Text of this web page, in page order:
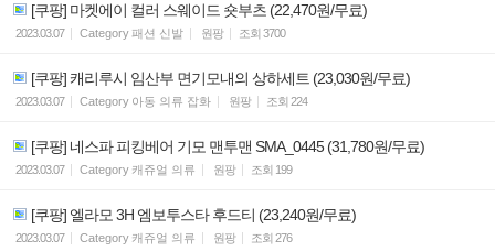
[쿠팡] 마켓에이 컬러 스웨이드 숏부츠 (22,470원/무료)
2023.03.07 Category패션 신발 원팡 조회 3700
[쿠팡] 캐리루시 임산부 면기모내의 상하세트 (23,030원/무료)
2023.03.07 Category 아동 의류 잡화 원팡 조회 224
[쿠팡] 네스파 피킹베어 기모 맨투맨 SMA_0445 (31,780원/무료)
2023.03.07 Category 캐쥬얼 의류 원팡 조회 199
[쿠팡] 엘라모 3H 엠보투스타 후드티 (23,240원/무료)
2023.03.07 Category 캐쥬얼 의류 원팡 조회 276